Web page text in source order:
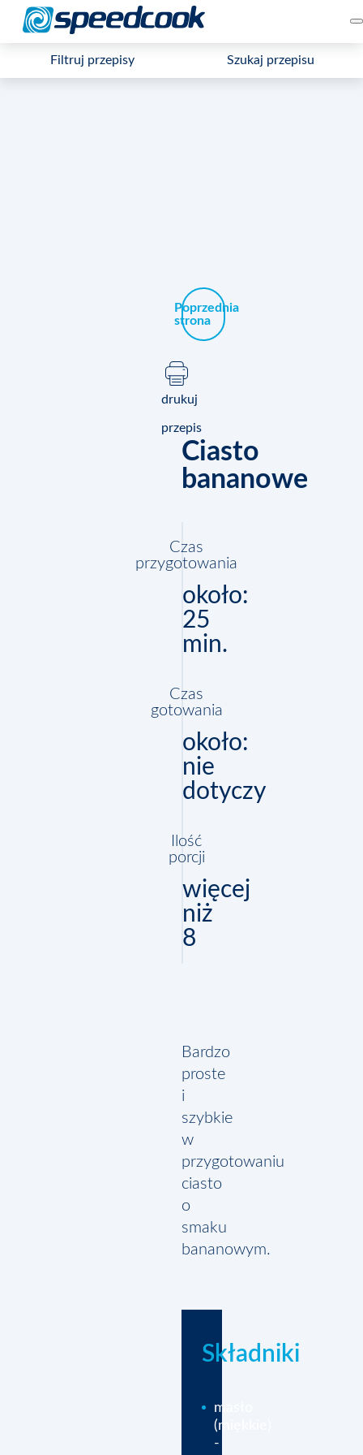
Filtruj przepisy Szukaj przepisu
Poprzednia
strona
drukuj
przepis
Ciasto
bananowe
Czas
przygotowania
około:
25
min.
Czas
gotowania
około:
nie
dotyczy
Ilość
porcji
więcej
niż
8
Bardzo
proste
i
szybkie
w
przygotowaniu
ciasto
o
smaku
bananowym.
Składniki
masło
(miękkie)
-